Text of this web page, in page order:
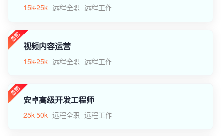
15k-25k 远程全职 远程工作
视频内容运营
15k-25k 远程全职 远程工作
安卓高级开发工程师
25k-50k 远程全职 远程工作